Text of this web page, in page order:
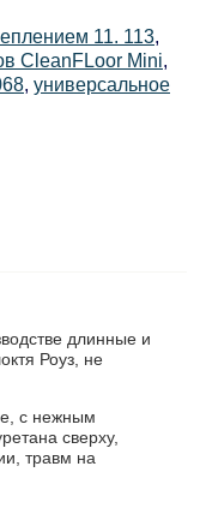
11. 113,
CleanFLoor Mini,
, универсальное
длинные и
Роуз, не
с нежным
сверху,
травм на